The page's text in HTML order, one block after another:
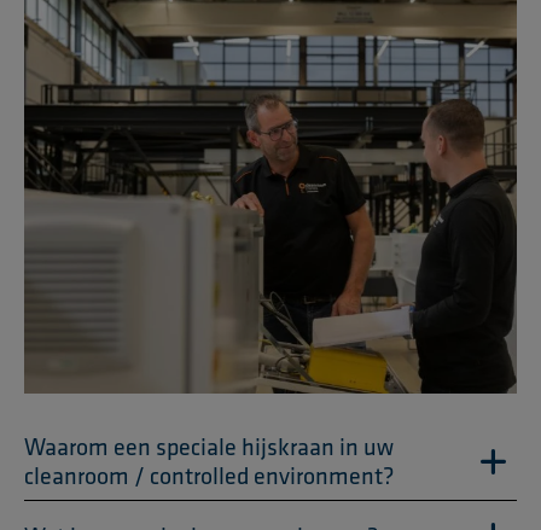
Waarom een speciale hijskraan in uw
cleanroom / controlled environment?